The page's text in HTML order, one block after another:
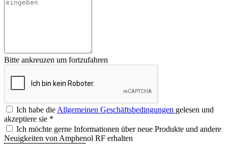
Bitte ankreuzen um fortzufahren
Ich habe dieAllgemeinen Geschäftsbedingungen gelesen und
akzeptiere sie *
Ich möchte gerne Informationen über neue Produkte und andere
Neuigkeiten von Amphenol RF erhalten